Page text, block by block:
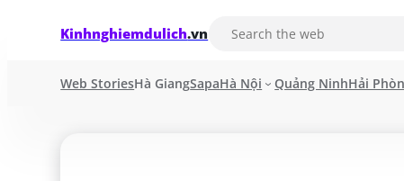
Kinhnghiemdulich.vn
Web StoriesHà GiangSapaHà Nội Quảng NinhHải